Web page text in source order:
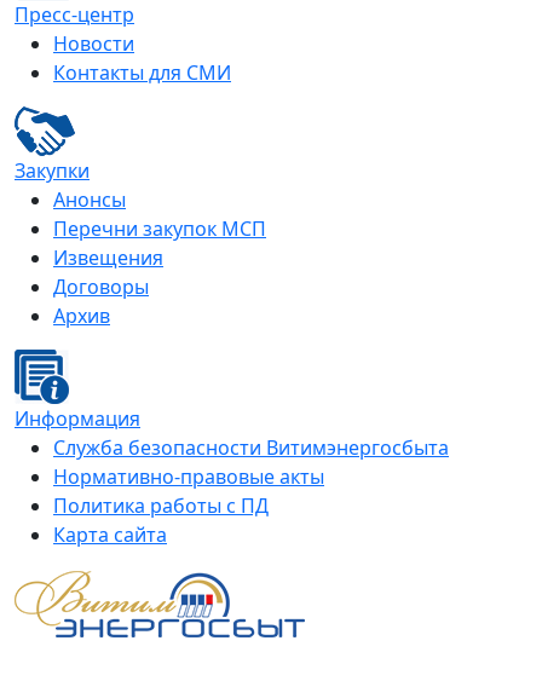
Пресс-центр
Новости
Контакты для СМИ
Закупки
Анонсы
Перечни закупок МСП
Извещения
Договоры
Архив
Информация
Служба безопасности Витимэнергосбыта
Нормативно-правовые акты
Политика работы с ПД
Карта сайта